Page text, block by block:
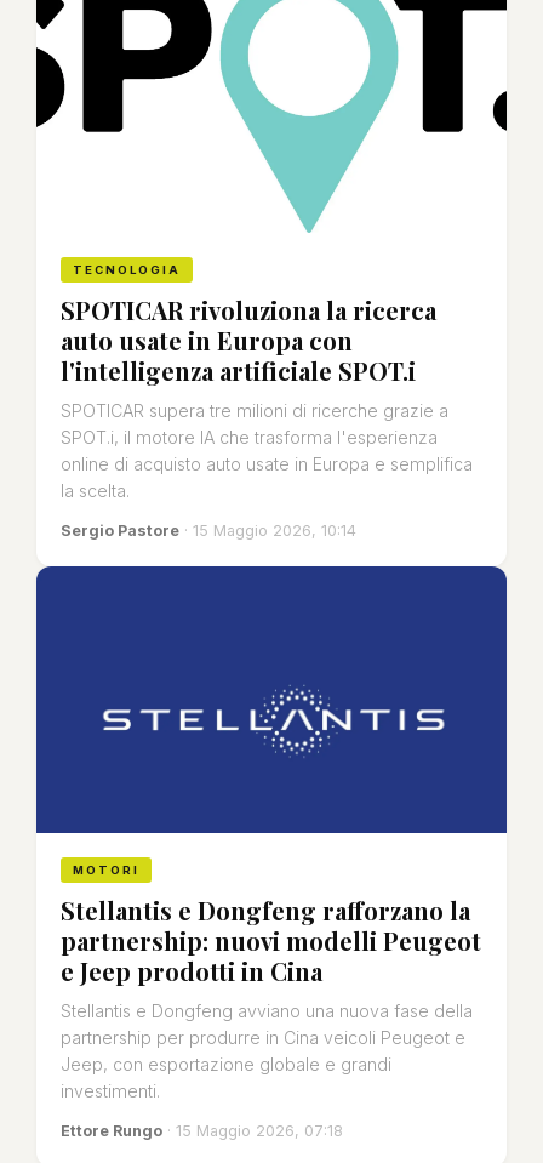
TECNOLOGIA
SPOTICAR rivoluziona la ricerca
auto usate in Europa con
l'intelligenza artificiale SPOT.i
SPOTICAR supera tre milioni di ricerche grazie a
SPOT.i, il motore IA che trasforma l'esperienza
online di acquisto auto usate in Europa e semplifica
la scelta.
Sergio Pastore · 15 Maggio 2026, 10:14
MOTORI
Stellantis e Dongfeng rafforzano la
partnership: nuovi modelli Peugeot
e Jeep prodotti in Cina
Stellantis e Dongfeng avviano una nuova fase della
partnership per produrre in Cina veicoli Peugeot e
Jeep, con esportazione globale e grandi
investimenti.
Ettore Rungo · 15 Maggio 2026, 07:18